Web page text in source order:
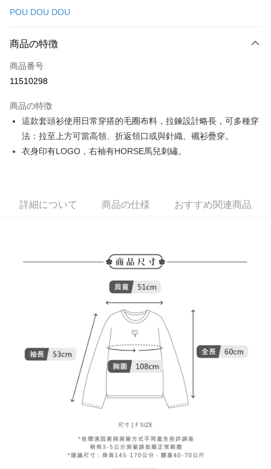
LINE Pay
Apple Pay
Easy Wallet
AFTEE代金後払い
説明
3.注文するときのお支払いは不要です。商品はご指定の住所に配送されま
はアプリの通知に従って、4大コンビニ、またはATM/オンラインバンキン
代金納付期限は最短で 14 日以内ですので、ご注意ください。AFTEE アプ
リをダウンロードして AFTEE 会員になるとお支払い期限を最長 45 日以内
お支払期限は、ショップが請求した期日と、AFTEEで延長できる日数をも
とに計算されます。AFTEEで注文すると、商品を受け取るまで支払い期限
を延長できますが、商品を期限内に受け取れない場合があります（例：予
約商品や商品到着日が比較的遅い商品）。そのため、商品到着の有無に関
わらず、AFTEEで指定された期限内にお支払いください。
二、支払い限度額
1.初回 AFTEEを ご利用の際に、認証結果及び当社の審査の結果に基づ
3.現在、台湾の会員のみご利用いただけます。
送料無料
POU DOU DOU
商品の特徴
商品番号
11510298
商品の特徴
這款套頭衫使用日常穿搭的毛圈布料，拉鍊設計略長，可多種穿
法：拉至上方可當高領、折返領口或與針織、襯衫疊穿。
衣身印有LOGO，右袖有HORSE馬兒刺繡。
詳細について 商品の仕様 おすすめ関連商品